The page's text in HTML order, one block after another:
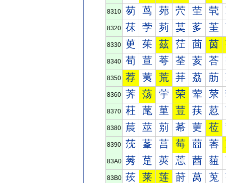
8310 茐 茑 茒 茓 茔 茕
8320 茠 茡 茢 茣 茤 茥
8330 茰 茱 茲 茳 茴 茵
8340 荀 荁 荂 荃 荄 荅
8350 荐 荑 荒 荓 荔 荕
8360 荠 荡 荢 荣 荤 荥
8370 荰 荱 荲 荳 荴 荵
8380 莀 莁 莂 莃 莄 莅
8390 莐 莑 莒 莓 莔 莕
83A0 莠 莡 莢 莣 莤 莥
83B0 莰 莱 莲 莳 莴 莵